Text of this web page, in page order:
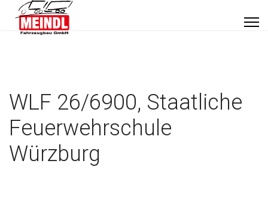
WLF 26/6900, Staatliche
Feuerwehrschule
Würzburg